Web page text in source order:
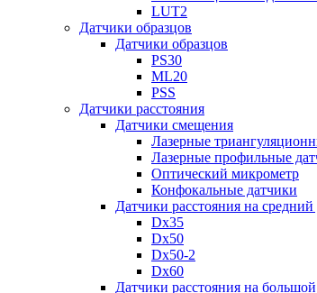
LUT2
Датчики образцов
Датчики образцов
PS30
ML20
PSS
Датчики расстояния
Датчики смещения
Лазерные
Лазерные профильные
Оптический микрометр
Конфокальные датчики
Датчики расстояния на средний
Dx35
Dx50
Dx50-2
Dx60
Датчики расстояния на